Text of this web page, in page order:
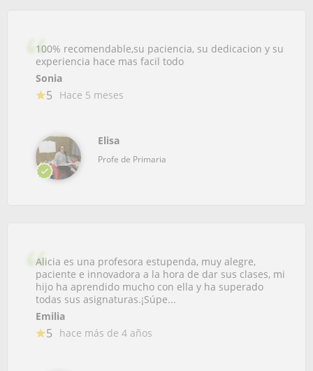
100% recomendable,su paciencia, su dedicacion y su
experiencia hace mas facil todo
Sonia
5 Hace 5 meses
Elisa
Profe de Primaria
Alicia es una profesora estupenda, muy alegre,
paciente e innovadora a la hora de dar sus clases, mi
hijo ha aprendido mucho con ella y ha superado
todas sus asignaturas.¡Súpe...
Emilia
5 hace más de 4 años